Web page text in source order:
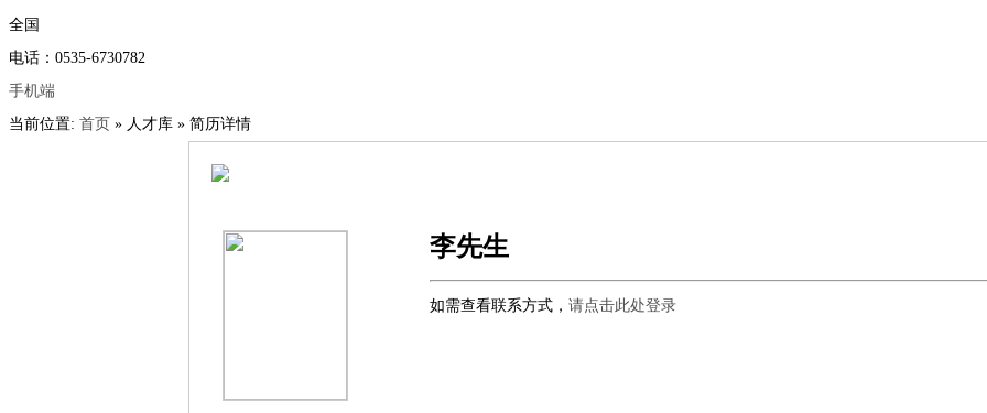
全国
电话：0535-6730782
手机端
当前位置: 首页 » 人才库 » 简历详情
李先生
如需查看联系方式， 请点击此处登录